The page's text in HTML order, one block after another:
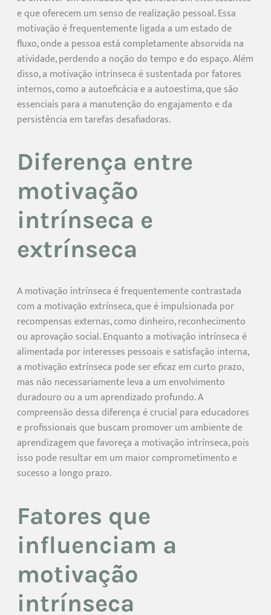
e que oferecem um senso de realização pessoal. Essa
motivação é frequentemente ligada a um estado de
fluxo, onde a pessoa está completamente absorvida na
atividade, perdendo a noção do tempo e do espaço. Além
disso, a motivação intrínseca é sustentada por fatores
internos, como a autoeficácia e a autoestima, que são
essenciais para a manutenção do engajamento e da
persistência em tarefas desafiadoras.
Diferença entre
motivação
intrínseca e
extrínseca
A motivação intrínseca é frequentemente contrastada
com a motivação extrínseca, que é impulsionada por
recompensas externas, como dinheiro, reconhecimento
ou aprovação social. Enquanto a motivação intrínseca é
alimentada por interesses pessoais e satisfação interna,
a motivação extrínseca pode ser eficaz em curto prazo,
mas não necessariamente leva a um envolvimento
duradouro ou a um aprendizado profundo. A
compreensão dessa diferença é crucial para educadores
e profissionais que buscam promover um ambiente de
aprendizagem que favoreça a motivação intrínseca, pois
isso pode resultar em um maior comprometimento e
sucesso a longo prazo.
Fatores que
influenciam a
motivação
intrínseca